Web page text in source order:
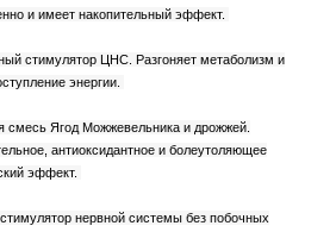
и имеет накопительный эффект.
стимулятор ЦНС. Разгоняет метаболизм и
энергии.
смесь Ягод Можжевельника и дрожжей.
антиоксидантное и болеутоляющее
эффект.
нервной системы без побочных